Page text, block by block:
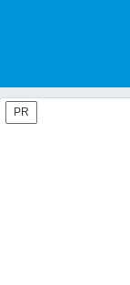
PR